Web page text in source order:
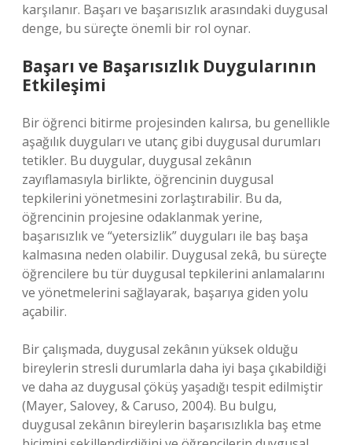
karşılanır. Başarı ve başarısızlık arasındaki duygusal
denge, bu süreçte önemli bir rol oynar.
Başarı ve Başarısızlık Duygularının
Etkileşimi
Bir öğrenci bitirme projesinden kalırsa, bu genellikle
aşağılık duyguları ve utanç gibi duygusal durumları
tetikler. Bu duygular, duygusal zekânın
zayıflamasıyla birlikte, öğrencinin duygusal
tepkilerini yönetmesini zorlaştırabilir. Bu da,
öğrencinin projesine odaklanmak yerine,
başarısızlık ve “yetersizlik” duyguları ile baş başa
kalmasına neden olabilir. Duygusal zekâ, bu süreçte
öğrencilere bu tür duygusal tepkilerini anlamalarını
ve yönetmelerini sağlayarak, başarıya giden yolu
açabilir.
Bir çalışmada, duygusal zekânın yüksek olduğu
bireylerin stresli durumlarla daha iyi başa çıkabildiği
ve daha az duygusal çöküş yaşadığı tespit edilmiştir
(Mayer, Salovey, & Caruso, 2004). Bu bulgu,
duygusal zekânın bireylerin başarısızlıkla baş etme